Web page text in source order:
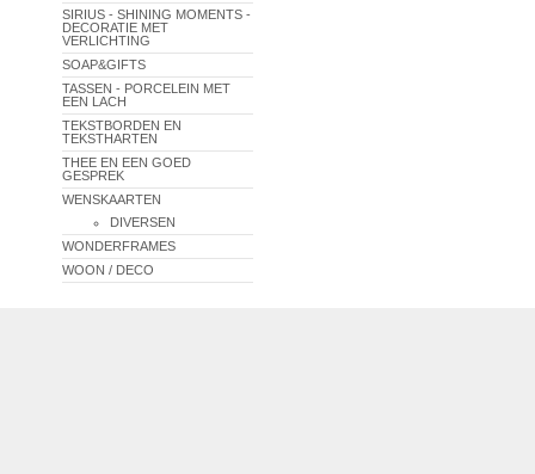
SIRIUS - SHINING MOMENTS -
DECORATIE MET
VERLICHTING
SOAP&GIFTS
TASSEN - PORCELEIN MET
EEN LACH
TEKSTBORDEN EN
TEKSTHARTEN
THEE EN EEN GOED
GESPREK
WENSKAARTEN
DIVERSEN
WONDERFRAMES
WOON / DECO